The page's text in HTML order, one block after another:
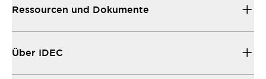
Ressourcen und Dokumente
Über IDEC